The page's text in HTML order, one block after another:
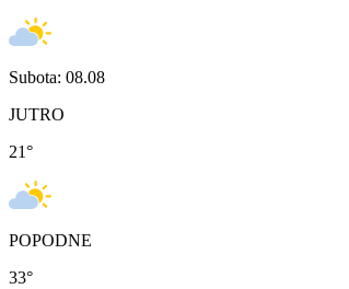
Subota: 08.08
JUTRO
21°
POPODNE
33°